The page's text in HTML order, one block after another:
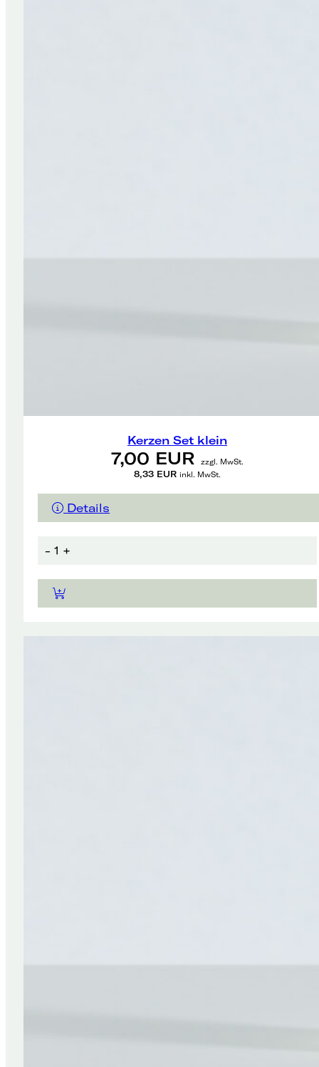
Kerzen Set klein
7,00 EUR zzgl. MwSt.
8,33 EUR inkl. MwSt.
Details
- 1 +